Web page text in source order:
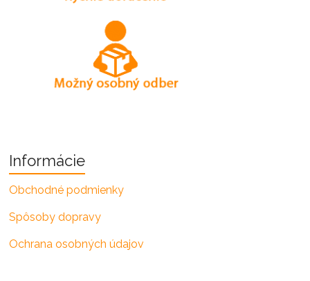
Informácie
Obchodné podmienky
Spôsoby dopravy
Ochrana osobných údajov